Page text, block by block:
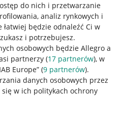
do nich i przetwarzanie
analiz rynkowych i
łatwiej będzie odnaleźć Ci w
i potrzebujesz.
osobowych będzie Allegro a
partnerzy (17 partnerów), w
Europe” (9 partnerów).
danych osobowych przez
w ich politykach ochrony